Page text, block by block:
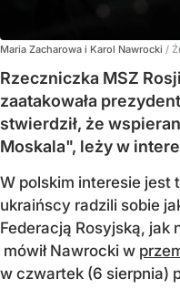
Maria Zacharowa i Karol Nawrocki /
Rzeczniczka MSZ
zaatakowała
stwierdził, że
Moskala", leży w
W polskim interesie jest
ukraińscy radzili sobie
Federacją Rosyjską, jak
mówił Nawrocki w
w czwartek (6 sierpnia)